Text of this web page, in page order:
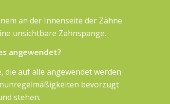
an der Innenseite der Zähne
unsichtbare Zahnspange.
angewendet?
die auf alle angewendet werden
bevorzugt
stehen.